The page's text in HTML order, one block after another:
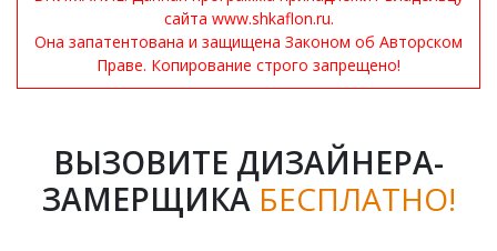
сайта www.shkaflon.ru.
Она запатентована и защищена Законом об Авторском
Праве. Копирование строго запрещено!
ВЫЗОВИТЕ ДИЗАЙНЕРА-
ЗАМЕРЩИКА БЕСПЛАТНО!